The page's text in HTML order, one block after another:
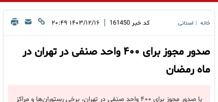
خانه استانی کد خبر 161450
| ۱۴۰۳/۱۲/۱۶ ۲۰:۴۹
صدور مجوز برای ۴۰۰ واحد صنفی در تهران در
ماه رمضان
با صدور مجوز برای ۴۰۰ واحد صنفی در تهران، برخی رستوران‌ها و مراکز